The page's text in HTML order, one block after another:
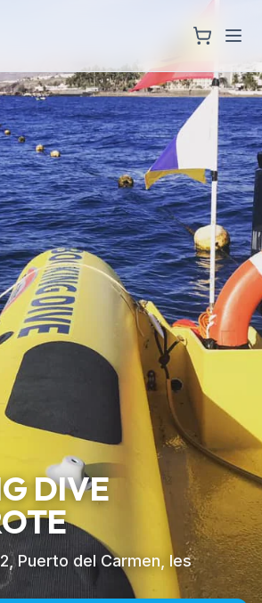
DIVE
Puerto del Carmen, les